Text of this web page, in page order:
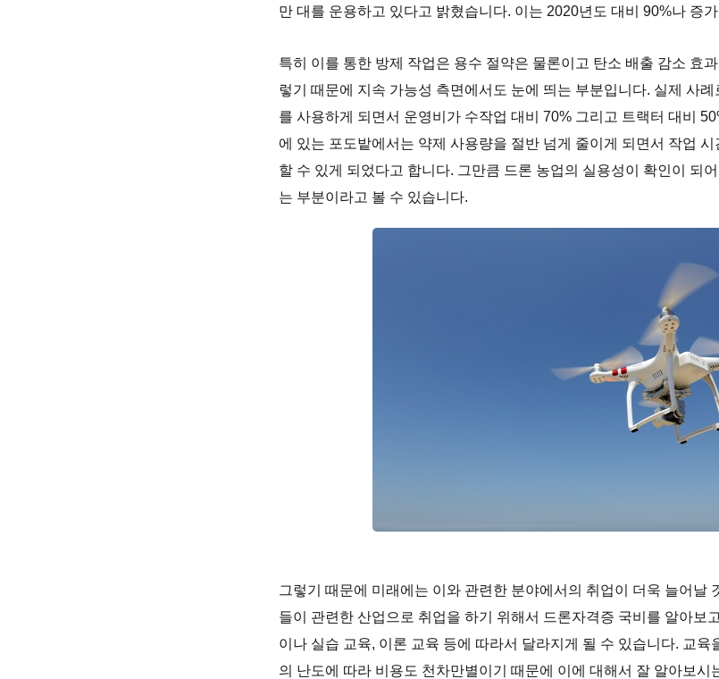
만 대를 운용하고 있다고 밝혔습니다. 이는 2020년도 대비 90%나 증
특히 이를 통한 방제 작업은 용수 절약은 물론이고 탄소 배출 감소 효
렇기 때문에 지속 가능성 측면에서도 눈에 띄는 부분입니다. 실제 사례
를 사용하게 되면서 운영비가 수작업 대비 70% 그리고 트랙터 대비
에 있는 포도밭에서는 약제 사용량을 절반 넘게 줄이게 되면서 작업
할 수 있게 되었다고 합니다. 그만큼 드론 농업의 실용성이 확인이 되
는 부분이라고 볼 수 있습니다.
그렇기 때문에 미래에는 이와 관련한 분야에서의 취업이 더욱 늘어날
들이 관련한 산업으로 취업을 하기 위해서 드론자격증 국비를 알아보
이나 실습 교육, 이론 교육 등에 따라서 달라지게 될 수 있습니다. 교육
의 난도에 따라 비용도 천차만별이기 때문에 이에 대해서 잘 알아보시